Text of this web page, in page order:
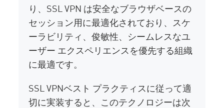
り、SSL VPN は安全なブラウザベースの
セッション用に最適化されており、スケ
ーラビリティ、俊敏性、シームレスなユ
ーザー エクスペリエンスを優先する組織
に最適です。
SSL VPNベスト プラクティスに従って適
切に実装すると、このテクノロジーは次